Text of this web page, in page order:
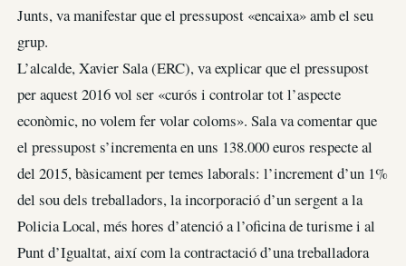
Junts, va manifestar que el pressupost «encaixa» amb el seu
grup.
L’alcalde, Xavier Sala (ERC), va explicar que el pressupost
per aquest 2016 vol ser «curós i controlar tot l’aspecte
econòmic, no volem fer volar coloms». Sala va comentar que
el pressupost s’incrementa en uns 138.000 euros respecte al
del 2015, bàsicament per temes laborals: l’increment d’un 1%
del sou dels treballadors, la incorporació d’un sergent a la
Policia Local, més hores d’atenció a l’oficina de turisme i al
Punt d’Igualtat, així com la contractació d’una treballadora